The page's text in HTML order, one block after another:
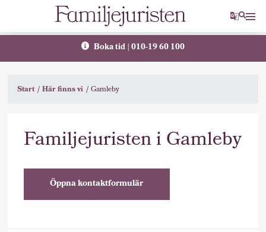
Boka tid | 010-19 60 100
Start Här finns vi Gamleby
Familjejuristen i Gamleby
Öppna kontaktformulär